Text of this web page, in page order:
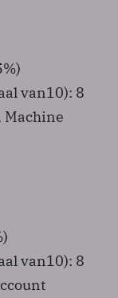
van10): 8
Machine
van10): 8